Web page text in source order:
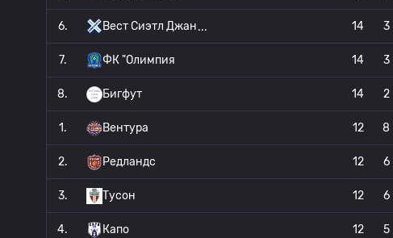
6. Вест Сиэтл Джан 14 3
7. ФК "Олимпия 14 3
8. Бигфут 14 2
1. Вентура 12 8
2. Редландс 12 6
3. Тусон 12 6
4. Капо 12 5